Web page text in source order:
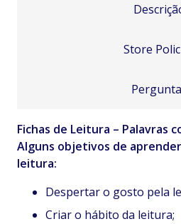
Store
Fichas de Leitura – Palavras
Alguns objetivos de
leitura:
Despertar o gosto pela
Criar o hábito da leitura;